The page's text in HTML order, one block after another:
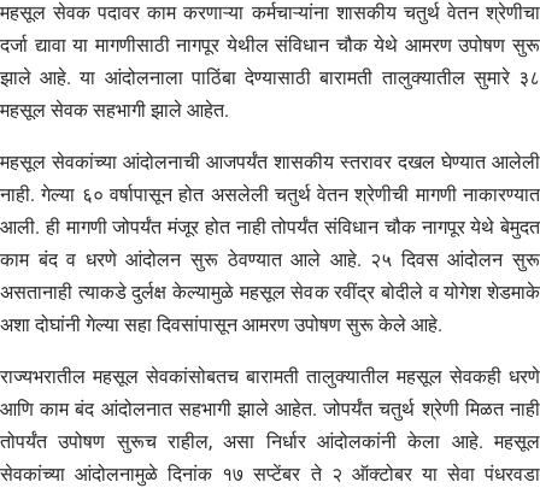
महसूल सेवक पदावर काम करणाऱ्या कर्मचाऱ्यांना शासकीय चतुर्थ वेतन श्रेणीचा
दर्जा द्यावा या मागणीसाठी नागपूर येथील संविधान चौक येथे आमरण उपोषण सुरू
झाले आहे. या आंदोलनाला पाठिंबा देण्यासाठी बारामती तालुक्यातील सुमारे ३८
महसूल सेवक सहभागी झाले आहेत.
महसूल सेवकांच्या आंदोलनाची आजपर्यंत शासकीय स्तरावर दखल घेण्यात आलेली
नाही. गेल्या ६० वर्षापासून होत असलेली चतुर्थ वेतन श्रेणीची मागणी नाकारण्यात
आली. ही मागणी जोपर्यंत मंजूर होत नाही तोपर्यंत संविधान चौक नागपूर येथे बेमुदत
काम बंद व धरणे आंदोलन सुरू ठेवण्यात आले आहे. २५ दिवस आंदोलन सुरू
असतानाही त्याकडे दुर्लक्ष केल्यामुळे महसूल सेवक रवींद्र बोदीले व योगेश शेडमाके
अशा दोघांनी गेल्या सहा दिवसांपासून आमरण उपोषण सुरू केले आहे.
राज्यभरातील महसूल सेवकांसोबतच बारामती तालुक्यातील महसूल सेवकही धरणे
आणि काम बंद आंदोलनात सहभागी झाले आहेत. जोपर्यंत चतुर्थ श्रेणी मिळत नाही
तोपर्यंत उपोषण सुरूच राहील, असा निर्धार आंदोलकांनी केला आहे. महसूल
सेवकांच्या आंदोलनामुळे दिनांक १७ सप्टेंबर ते २ ऑक्टोबर या सेवा पंधरवडा